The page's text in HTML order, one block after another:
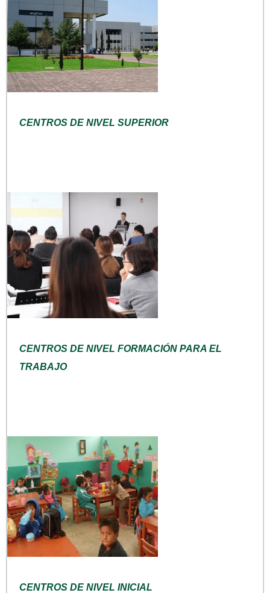
CENTROS DE NIVEL SUPERIOR
CENTROS DE NIVEL FORMACIÓN PARA EL
TRABAJO
CENTROS DE NIVEL INICIAL